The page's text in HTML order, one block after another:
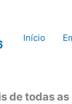
Início
de todas